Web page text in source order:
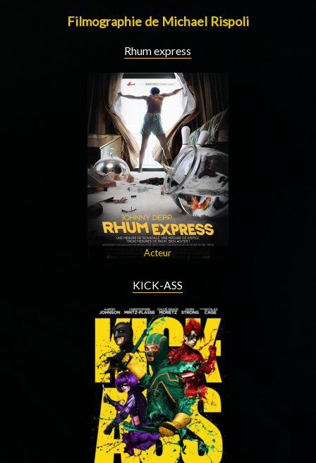
Filmographie de Michael Rispoli
Rhum express
Acteur
KICK-ASS